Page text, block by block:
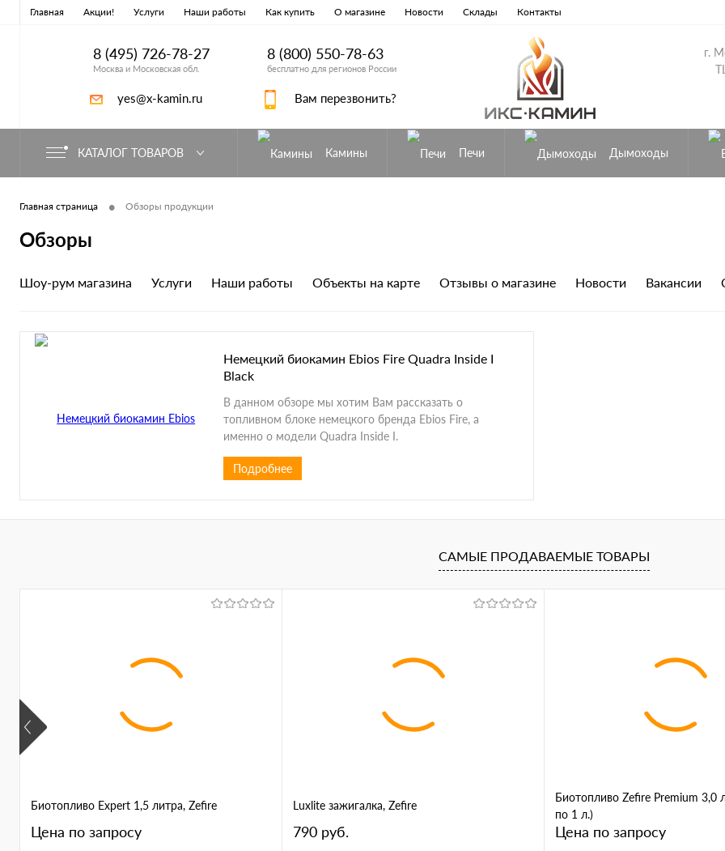
Главная Акции! Услуги Наши работы Как купить О магазине Новости Склады Контакты
8 (495) 726-78-27
Москва и Московская обл.
yes@x-kamin.ru
8 (800) 550-78-63
бесплатно для регионов России
Вам перезвонить?
г.
КАТАЛОГ ТОВАРОВ Камины Печи Дымоходы
Главная страница • Обзоры продукции
Обзоры
Шоу-рум магазина Услуги Наши работы Объекты на карте Отзывы о магазине Новости Вакансии
Немецкий биокамин Ebios Fire Quadra Inside I
Black
В данном обзоре мы хотим Вам рассказать о
топливном блоке немецкого бренда Ebios Fire, а
именно о модели Quadra Inside I.
Подробнее
САМЫЕ ПРОДАВАЕМЫЕ ТОВАРЫ
Биотопливо Expert 1,5 литра, Zefire
Цена по запросу
Luxlite зажигалка, Zefire
790 руб.
Биотопливо Zefire Premium 3,0
по 1 л.)
Цена по запросу